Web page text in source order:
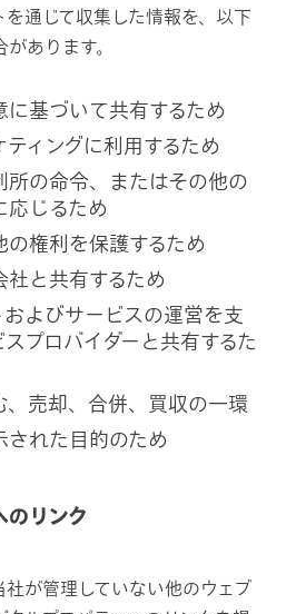
を通じて収集した情報を、以下
あります。
に基づいて共有するため
ィングに利用するため
所の命令、またはその他の
応じるため
の権利を保護するため
社と共有するため
およびサービスの運営を支
プロバイダーと共有するた
、売却、合併、買収の一環
された目的のため
のリンク
社が管理していない他のウェブ